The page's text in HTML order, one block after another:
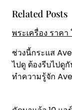
Related Posts
พระเครื่อง ราค
ช่วงนี้กระแส
ไปดู ต้องรีบไปดู
ทำความรู้จัก
P
o
s
t
a